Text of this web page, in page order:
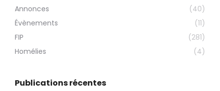
Annonces
(40)
Évènements
(11)
FIP
(281)
Homélies
(4)
Publications récentes